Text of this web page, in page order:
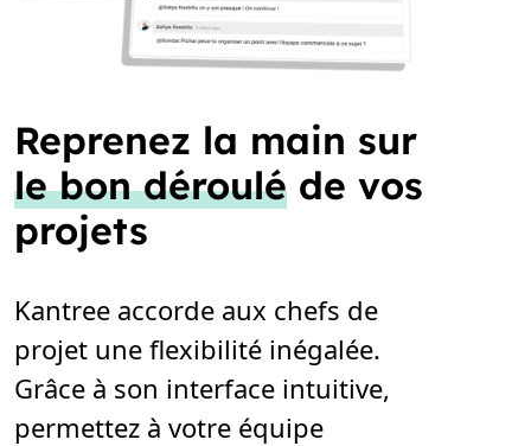
Reprenez la main sur
le bon déroulé de vos
projets
Kantree accorde aux chefs de
projet une flexibilité inégalée.
Grâce à son interface intuitive,
permettez à votre équipe